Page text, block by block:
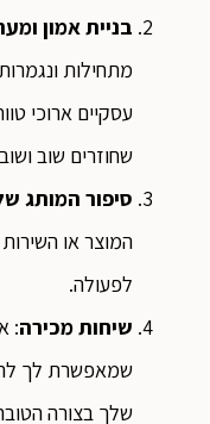
בניית אמון
מתחילות
עסקיים ארוכי
שחוזרים שוב
סיפור המותג
המוצר או
לפעולה.
שיחות מכירה:
שמאפשרת לך
שלך בצורה